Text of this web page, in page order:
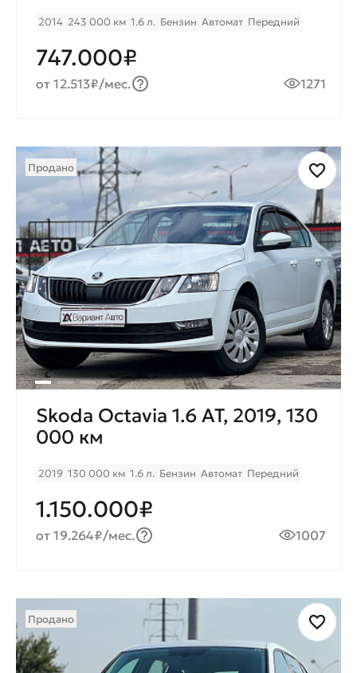
2014 243 000 км 1.6 л. Бензин Автомат Передний
747.000₽
от 12.513₽/мес. 1271
Продано
Skoda Octavia 1.6 AT, 2019, 130
000 км
2019 130 000 км 1.6 л. Бензин Автомат Передний
1.150.000₽
от 19.264₽/мес. 1007
Продано